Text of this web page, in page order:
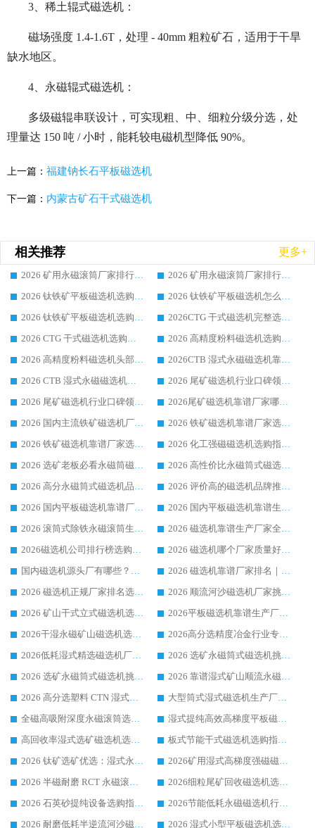
3、稀土辊式磁选机：
磁场强度 1.4-1.6T，处理 - 40mm 粗粒矿石，适用于干旱
缺水地区。
4、永磁辊式磁选机：
多级磁辊串联设计，可实现粗、中、细粒分级分选，处
理量达 150 吨 / 小时，能耗较电磁机型降低 90%。
上一篇： 福建钠长石平板磁选机
下一篇： 内蒙古矿石干式磁选机
相关推荐 更多+
2026 矿用永磁滚筒厂家排行榜选购干货指南 行业口碑标杆华体会手机网页版-华体会(中国) 实力出众
2026 矿用永磁滚筒厂家排行榜选购指南，行业口碑领域强者华体会手机网页版-华体会(中国)
2026 钛铁矿平板磁选机选购全攻略 市场公认优质品牌厂家实力排行榜
2026 钛铁矿平板磁选机怎么选 靠谱生产企业实力排行榜选购参考攻略
2026 钛铁矿平板磁选机选购指南 行业口碑优选品牌生产企业实力排行榜
2026CTG 干式磁选机完整选购指南 行业口碑顶尖靠谱生产龙头厂家实力推荐
2026 CTG 干式磁选机选购指南|行业口碑靠谱生产厂家领域强者推荐
2026 高精度粉料磁选机选购全攻略 行业优质品牌华体会手机网页版-华体会(中国) 实力深度解析
2026 高精度粉料磁选机头部厂家选购指南 行业口碑靠谱品牌推荐 领域强者华体会手机网页版-华体会(中国) 解析
2026CTB 湿式永磁磁选机靠谱厂家实力排行榜 铁矿选矿设备采购全流程选购指南
2026 CTB 湿式永磁磁选机选购指南|行业口碑良好品牌推荐，领域强者华体会手机网页版-华体会(中国)
2026 尾矿磁选机行业口碑领域强者，源头直供国内主流厂家华体会手机网页版-华体会(中国) 一站式服务
2026 尾矿磁选机行业口碑领域强者，源头直供国内主流厂家华体会手机网页版-华体会(中国) 一站式服务
2026尾矿磁选机靠谱厂家哪家好 行业口碑领域强者华体会手机网页版-华体会(中国) 推荐
2026 国内主流铁矿磁选机厂家选购指南|行业口碑好品牌推荐，领域强者华体会手机网页版-华体会(中国)
2026 铁矿磁选机靠谱厂家选购全攻略 行业标杆华体会手机网页版-华体会(中国) 设备性价比出众
2026 铁矿磁选机靠谱厂家选购指南，领域强者华体会手机网页版-华体会(中国) 铁矿磁选机性价比高
2026 化工强磁磁选机选购指南 5 家行业口碑靠谱厂家领域强者推荐
2026 选矿老板必看永磁筒磁选机推荐 行业头部品牌口碑设备选购全攻略
2026 高性价比永磁筒式磁选机品牌盘点 行业强者口碑实测选购完整指南
2026 高分永磁筒式磁选机品牌推荐 选矿设备强者对比测评采购避坑全攻略
2026 评价高的磁选机品牌推荐选购指南，永磁筒式磁选机设备领域强者全景行业口碑解析
2026 国内平板磁选机靠谱厂家排名 行业实测口碑设备按需选购全指南
2026 国内平板磁选机靠谱生产厂家推荐排名|行业口碑选购指南，领域强者按需选设备
2026 滚筒式除铁永磁滚筒生产厂家推荐排名|行业口碑选购指南，领域强者源头厂商精选
2026 磁选机靠谱生产厂家全梳理 分场景选型行业头部品牌选购参考攻略
2026磁选机公司排行榜选购指南|正规源头厂家推荐，领域强者高性价比靠谱信赖品牌
2026 磁选机哪个厂家质量好？十大靠谱磁电企业排名选购指南
国内磁选机源头厂有哪些？2026 综合实力排名与采购避坑技巧
2026 磁选机靠谱厂家排名｜华体会手机网页版-华体会(中国) 高性价比磁选机磁电品牌
2026 磁选机正规厂家排名选购指南|行业口碑信赖品牌推荐性价比高靠谱磁电企业
2026 顺流河沙磁选机厂家挑选攻略 | 业内口碑龙头企业高性价比品牌推荐
2026 矿山干式立式磁选机选型攻略 梳理深耕磁电装备多年靠谱生产厂商
2026平板磁选机靠谱生产厂家选购指南 行业口碑良好品牌推荐 磁电领域实力强者
2026干湿永磁矿山磁选机选型攻略 优质生产厂家排名 选矿领域高口碑品牌推荐指南
2026高分选精度冶金行业专用磁选机生产厂家,干湿式磁选机源头供应商推荐
2026低耗湿式精​选磁选机厂家怎么选?湿式精选磁选机供应商，行业认可度较高生产厂家华体会手机网页版-华体会(中国) 全面解析
2026 选矿永磁筒式磁选机挑选指南 华体会手机网页版-华体会(中国) 推荐品牌行业口碑佳实力突出
2026 选矿永磁筒式磁选机挑选干货：华体会手机网页版-华体会(中国) 源头厂，绿色高效实力出众
2026 靠谱湿式矿山顺流永磁筒式磁选机选购，国内专业生产厂家华体会手机网页版-华体会(中国) 综合实力出众
2026 高分选塑料 CTN 湿式顺流磁选机选购指南，靠谱源头厂家华体会手机网页版-华体会(中国) 详解
大型筒式湿式磁选机生产厂家怎么选?华体会手机网页版-华体会(中国) 设备口碑广受行业认可
全磁高吸附深度永磁滚筒选购指南 业内口碑稳定磁电设备生产厂家详细推荐
湿式提纯高效高梯度平板磁选机靠谱设备源头厂商华体会手机网页版-华体会(中国) 综合测评
高回收率湿式选矿磁选机选购指南 业内口碑磁电设备生产厂家实力解析
板式节能干式磁选机选购指南，源头生产厂家华体会手机网页版-华体会(中国) 综合实力可观
2026 钛矿选矿优选：湿式永磁筒式磁选机源头厂家华体会手机网页版-华体会(中国) 综合解析
2026矿用湿式高梯度强磁磁选机选购指南，临朐靠谱磁电生产厂家华体会手机网页版-华体会(中国) 详解
2026 半磁耐磨 RCT 永磁滚筒选购指南，临朐源头生产厂家华体会手机网页版-华体会(中国) 实测分享
2026细粒尾矿回收磁选机选购指南 产业集群优质生产厂家华体会手机网页版-华体会(中国) 解析
2026 石英砂提纯设备选购指南：华体会手机网页版-华体会(中国) 提纯磁选机厂家综合解读
2026节能低耗永磁磁选机行业优选标杆 临朐华体会手机网页版-华体会(中国) 专业生产厂家
2026 耐磨低耗半逆流河沙磁选机选购指南 临朐产业集群源头厂华体会手机网页版-华体会(中国) 详细解析
2026 湿式小型平板磁选机选矿适配设备 临朐华体会手机网页版-华体会(中国) 实体生产厂家直供